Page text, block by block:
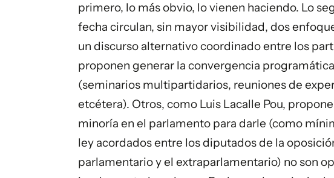
primero, lo más obvio, lo vienen haciendo. Lo
fecha circulan, sin mayor visibilidad, dos
un discurso alternativo coordinado entre los
proponen generar la convergencia
(seminarios multipartidarios, reuniones de
etcétera). Otros, como Luis Lacalle Pou,
minoría en el parlamento para darle (como
ley acordados entre los diputados de la
parlamentario y el extraparlamentario) no son